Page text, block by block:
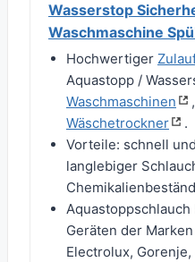
Wasserstop
Waschmaschine
Hochwertiger
Aquastopp /
Waschmaschinen
Wäschetrockner
.
Vorteile: schnell
langlebiger
Geräten der
Electrolux,